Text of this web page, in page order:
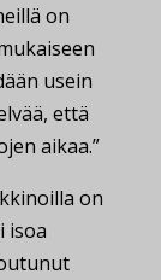
on
usein
että
aikaa.”
on
isoa